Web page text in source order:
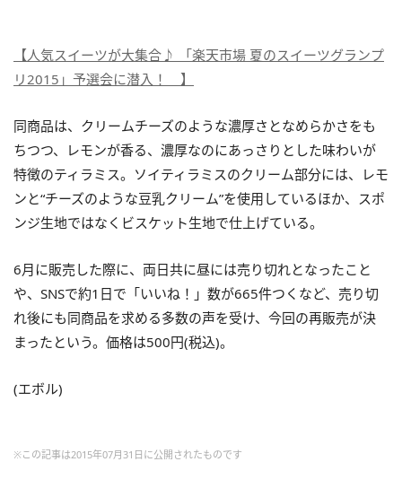
【人気スイーツが大集合♪ 「楽天市場 夏のスイーツグランプ
リ2015」予選会に潜入！ 】
同商品は、クリームチーズのような濃厚さとなめらかさをも
ちつつ、レモンが香る、濃厚なのにあっさりとした味わいが
特徴のティラミス。ソイティラミスのクリーム部分には、レモ
ンと“チーズのような豆乳クリーム”を使用しているほか、スポ
ンジ生地ではなくビスケット生地で仕上げている。
6月に販売した際に、両日共に昼には売り切れとなったこと
や、SNSで約1日で「いいね！」数が665件つくなど、売り切
れ後にも同商品を求める多数の声を受け、今回の再販売が決
まったという。価格は500円(税込)。
(エボル)
※この記事は2015年07月31日に公開されたものです